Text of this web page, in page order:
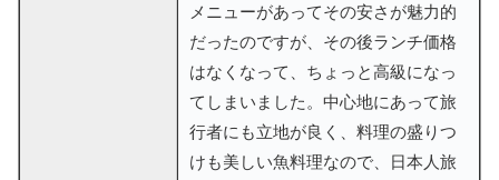
メニューがあってその安さが魅力的
だったのですが、その後ランチ価格
はなくなって、ちょっと高級になっ
てしまいました。中心地にあって旅
行者にも立地が良く、料理の盛りつ
けも美しい魚料理なので、日本人旅